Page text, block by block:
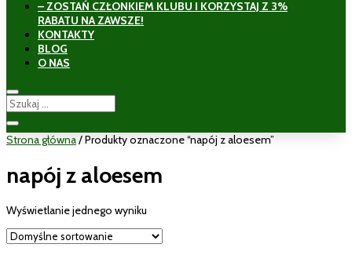
– ZOSTAŃ CZŁONKIEM KLUBU I KORZYSTAJ Z 3%
RABATU NA ZAWSZE!
KONTAKTY
BLOG
O NAS
Strona główna/ Produkty oznaczone “napój z aloesem”
napój z aloesem
Wyświetlanie jednego wyniku